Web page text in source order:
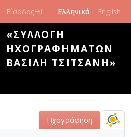
Είσοδος Ελληνικά English
«ΣΥΛΛΟΓΉ
ΗΧΟΓΡΑΦΗΜΆΤΩΝ
ΒΑΣΊΛΗ ΤΣΙΤΣΆΝΗ»
Ηχογράφηση